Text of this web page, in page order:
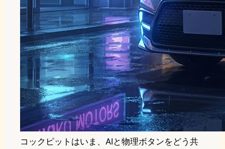
コックピットはいま、AIと物理ボタンをどう共